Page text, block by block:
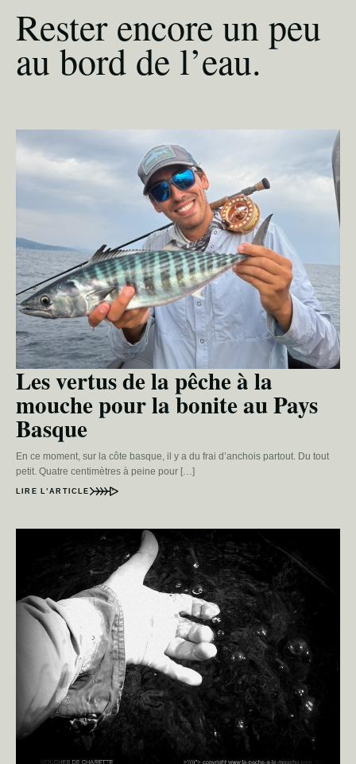
Rester encore un peu
au bord de l’eau.
Les vertus de la pêche à la
mouche pour la bonite au Pays
Basque
En ce moment, sur la côte basque, il y a du frai d’anchois partout. Du tout
petit. Quatre centimètres à peine pour […]
LIRE L’ARTICLE